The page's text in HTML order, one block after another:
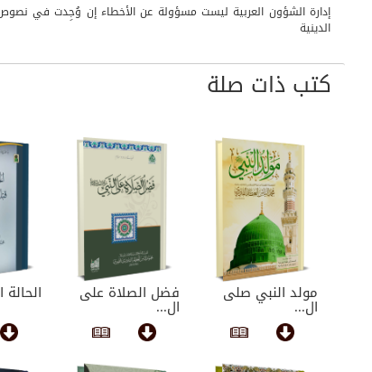
إدارة الشؤون العربية ليست مسؤولة عن الأخطاء إن وُجِدت في
الدينية
كتب ذات صلة
مولد النبي صلى
ال...
فضل الصلاة على
ال...
الحالة